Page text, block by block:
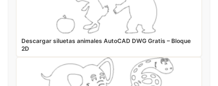
Descargar siluetas animales AutoCAD DWG Gratis – Bloque
2D